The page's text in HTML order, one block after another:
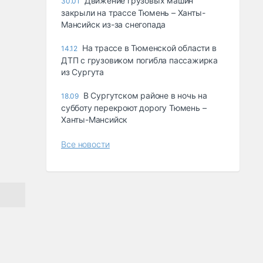
закрыли на трассе Тюмень – Ханты-
Мансийск из-за снегопада
14.12 На трассе в Тюменской области в
ДТП с грузовиком погибла пассажирка
из Сургута
18.09 В Сургутском районе в ночь на
субботу перекроют дорогу Тюмень –
Ханты-Мансийск
Все новости